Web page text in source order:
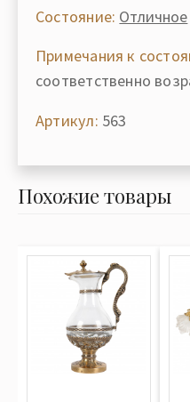
Состояние: Отличное
Примечания к
соответственно
Артикул: 563
Похожие товары